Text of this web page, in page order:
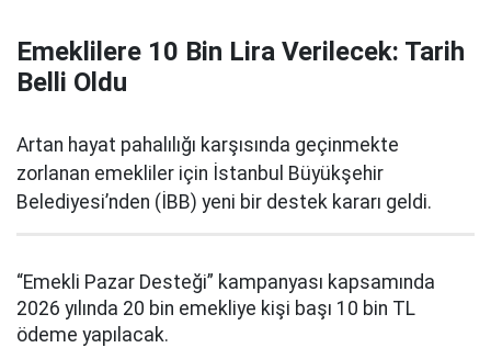
Emeklilere 10 Bin Lira Verilecek: Tarih
Belli Oldu
Artan hayat pahalılığı karşısında geçinmekte
zorlanan emekliler için İstanbul Büyükşehir
Belediyesi’nden (İBB) yeni bir destek kararı geldi.
“Emekli Pazar Desteği” kampanyası kapsamında
2026 yılında 20 bin emekliye kişi başı 10 bin TL
ödeme yapılacak.